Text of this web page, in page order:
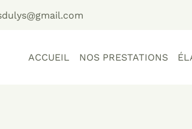
ACCUEIL NOS PRESTATIONS